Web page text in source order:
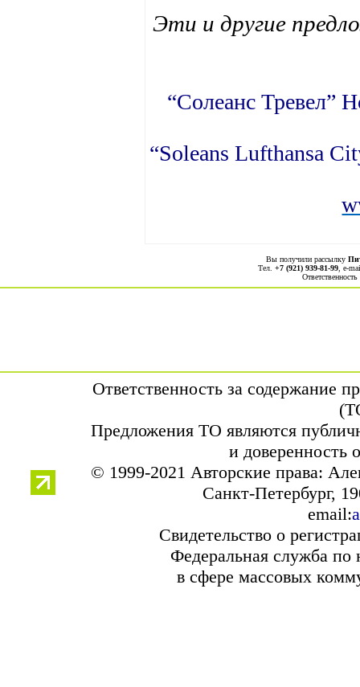
Эти и другие
“Солеанс Тревел”
“Soleans Lufthansa
Вы получили рассылку
Тел. +7 (921) 939-81-99, е-
Ответственность за содержание
Предложения ТО являются
и доверенность
© 1999-2021 Авторские права:
Санкт-Петербург,
email:
Свидетельство о
Федеральная служба по
в сфере массовых